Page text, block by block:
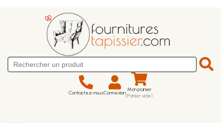
Contactez-nousConnexion Mon panier
(Panier vide)